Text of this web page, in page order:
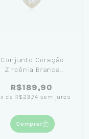
Conjunto Coração
Zircônia Branca
Ouro 18K
R$189,90
x de R$23,74 sem juros
Comprar